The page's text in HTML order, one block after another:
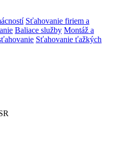
Sťahovanie firiem a
Baliace služby Montáž a
Sťahovanie ťažkých